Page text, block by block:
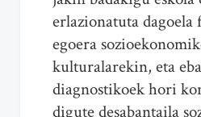
erlazionatuta
egoera
kulturalarekin, eta
diagnostikoek hori
digute desabantaila